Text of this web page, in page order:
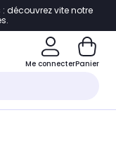
découvrez vite notre
Me connecterPanier